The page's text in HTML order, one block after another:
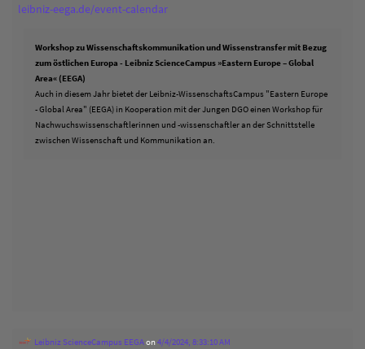
leibniz-eega.de/event-calendar
Workshop zu Wissenschaftskommunikation und Wissenstransfer mit Bezug
zum östlichen Europa - Leibniz ScienceCampus »Eastern Europe – Global
Area« (EEGA)
Auch in diesem Jahr bietet der Leibniz-WissenschaftsCampus "Eastern Europe
- Global Area" (EEGA) in Kooperation mit der Jungen DGO einen Workshop für
Nachwuchswissenschaftlerinnen und -wissenschaftler an der Schnittstelle
zwischen Wissenschaft und Kommunikation an.
Leibniz ScienceCampus EEGAon4/4/2024, 8:33:10 AM